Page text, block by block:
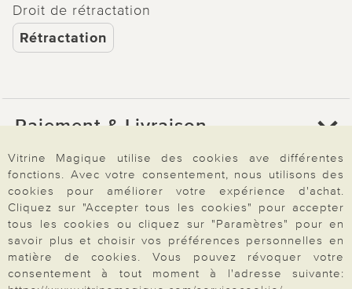
Droit de rétractation
Rétractation
Paiement & Livraison
À propos de nous
Besoin d'aide?
Vitrine Magique utilise des cookies ave différentes
fonctions. Avec votre consentement, nous utilisons des
cookies pour améliorer votre expérience d'achat.
Cliquez sur "Accepter tous les cookies" pour accepter
tous les cookies ou cliquez sur "Paramètres" pour en
savoir plus et choisir vos préférences personnelles en
matière de cookies. Vous pouvez révoquer votre
consentement à tout moment à l'adresse suivante: